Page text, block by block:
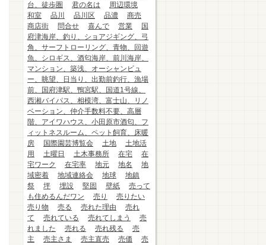
台、徒歩圏
君の名は
周辺環境
和室
品川 品川区 品濃
商売
商店街
問合せ 喜んで 営業
国
府津海岸、釣り、ショアジギング、弓
角、サーフトローリング、青物、回遊
魚、シロギス、酒匂海岸、前川海岸、
マンション、築浅、オーシャンビュ
ー、眺望、日当り、出勤前釣行、漁場
前、国府津駅、鴨宮駅、国道1号線、
西湘バイパス、相模湾、富士山、リノ
ベーション、仲介手数料不要、高層
階、アイワハウス、小田原市酒匂、フ
ィットネスルーム、ペット飼育、床暖
房
国際園芸博覧会 土地
土地活
用
土曜日 土木事務所 在宅
在
宅ワーク
在宅率 地元 地名
地
域密着
地域連絡会 地球
地鎮
祭
坪 埋設 堅固 壁紙
売って
も住めるんだワン
売り
売りたい
売り物
売る 売れた理由
売れ
て
売れている 売れてしまう
売
れました
売れる 売れ残る
売
主
売主さま 売主直売 売価
売